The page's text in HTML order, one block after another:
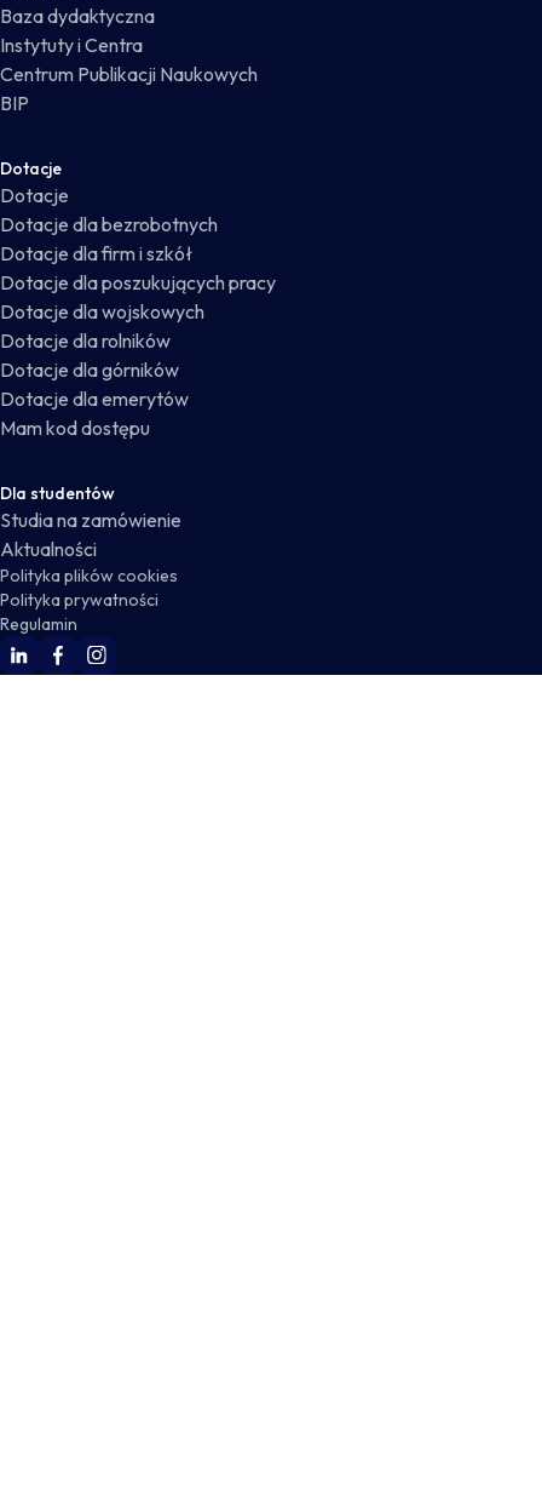
Baza dydaktyczna
Instytuty i Centra
Centrum Publikacji Naukowych
BIP
Dotacje
Dotacje
Dotacje dla bezrobotnych
Dotacje dla firm i szkół
Dotacje dla poszukujących pracy
Dotacje dla wojskowych
Dotacje dla rolników
Dotacje dla górników
Dotacje dla emerytów
Mam kod dostępu
Dla studentów
Studia na zamówienie
Aktualności
Polityka plików cookies
Polityka prywatności
Regulamin
WSKZ Linkedin
WSKZ Facebook
WSKZ Instagram